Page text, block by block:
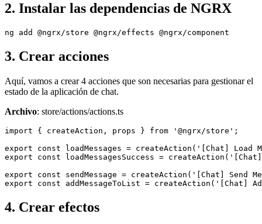
2. Instalar las dependencias de NGRX
ng add @ngrx/store @ngrx/effects @ngrx/component
3. Crear acciones
Aquí, vamos a crear 4 acciones que son necesarias para gestionar el
estado de la aplicación de chat.
Archivo: store/actions/actions.ts
import { createAction, props } from '@ngrx/store';
export const loadMessages = createAction('[Chat]
export const loadMessagesSuccess =
export const sendMessage = createAction('[Chat] Send
export const addMessageToList = createAction('[Chat]
4. Crear efectos